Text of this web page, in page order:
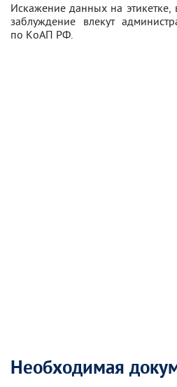
Искажение данных на этикетке,
заблуждение влекут
по КоАП РФ.
Необходимая